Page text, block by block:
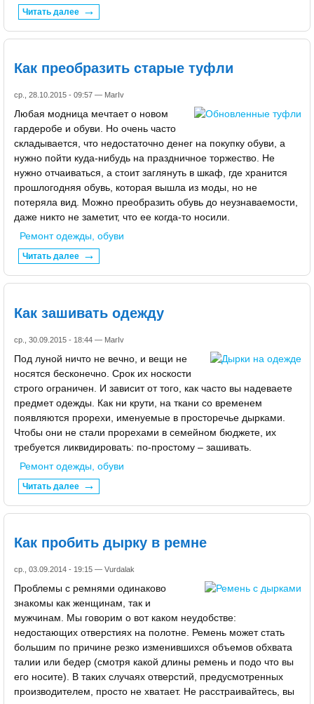
Читать далее
Как преобразить старые туфли
ср., 28.10.2015 - 09:57 — MarIv
Любая модница мечтает о новом
гардеробе и обуви. Но очень часто
складывается, что недостаточно денег на покупку обуви, а
нужно пойти куда-нибудь на праздничное торжество. Не
нужно отчаиваться, а стоит заглянуть в шкаф, где хранится
прошлогодняя обувь, которая вышла из моды, но не
потеряла вид. Можно преобразить обувь до неузнаваемости,
даже никто не заметит, что ее когда-то носили.
Ремонт одежды, обуви
Читать далее
Как зашивать одежду
ср., 30.09.2015 - 18:44 — MarIv
Под луной ничто не вечно, и вещи не
носятся бесконечно. Срок их носкости
строго ограничен. И зависит от того, как часто вы надеваете
предмет одежды. Как ни крути, на ткани со временем
появляются прорехи, именуемые в просторечье дырками.
Чтобы они не стали прорехами в семейном бюджете, их
требуется ликвидировать: по-простому – зашивать.
Ремонт одежды, обуви
Читать далее
Как пробить дырку в ремне
ср., 03.09.2014 - 19:15 — Vurdalak
Проблемы с ремнями одинаково
знакомы как женщинам, так и
мужчинам. Мы говорим о вот каком неудобстве:
недостающих отверстиях на полотне. Ремень может стать
большим по причине резко изменившихся объемов обхвата
талии или бедер (смотря какой длины ремень и подо что вы
его носите). В таких случаях отверстий, предусмотренных
производителем, просто не хватает. Не расстраивайтесь, вы